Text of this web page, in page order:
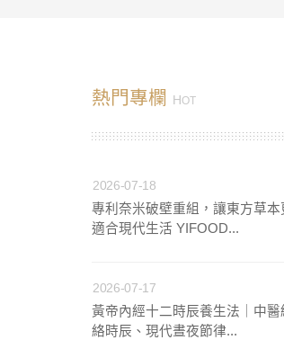
【無禮
【中醫
【營養師
【台灣
【海外購
熱門專欄 HOT
2026-07-18
專利奈米破壁重組，讓東方草本
適合現代生活 YIFOOD...
2026-07-17
黃帝內經十二時辰養生法｜中醫
絡時辰、現代晝夜節律...